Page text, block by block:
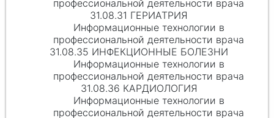
профессиональной деятельности врача
31.08.31 ГЕРИАТРИЯ
Информационные технологии в
профессиональной деятельности врача
31.08.35 ИНФЕКЦИОННЫЕ БОЛЕЗНИ
Информационные технологии в
профессиональной деятельности врача
31.08.36 КАРДИОЛОГИЯ
Информационные технологии в
профессиональной деятельности врача